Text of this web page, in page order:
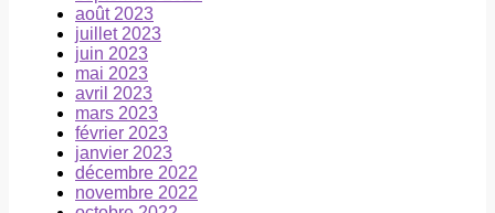
août 2023
juillet 2023
juin 2023
mai 2023
avril 2023
mars 2023
février 2023
janvier 2023
décembre 2022
novembre 2022